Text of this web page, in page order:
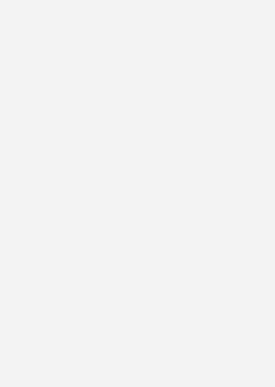
wurden berücksichtigt.
erreichen
umfasst Photovoltaik,
Raumwärme und Warmwasser,
Brennstoffzellen
& Pflichten sowie Steuertipps.
für Installateure und Planer soll
erleichtern.